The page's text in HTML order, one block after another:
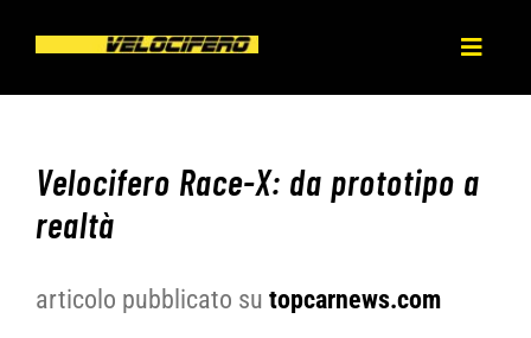
Toggle
CHI SIAMO
PRODOTTI
Velocifero Race-X: da prototipo a
realtà
articolo pubblicato su topcarnews.com